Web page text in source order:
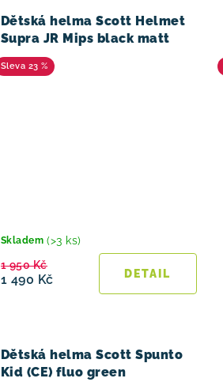
Dětská helma Scott Helmet
Supra JR Mips black matt
23 %
Skladem (>3 ks)
1 490 Kč
1 950 Kč
Dětská helma Scott Spunto
Kid (CE) fluo green